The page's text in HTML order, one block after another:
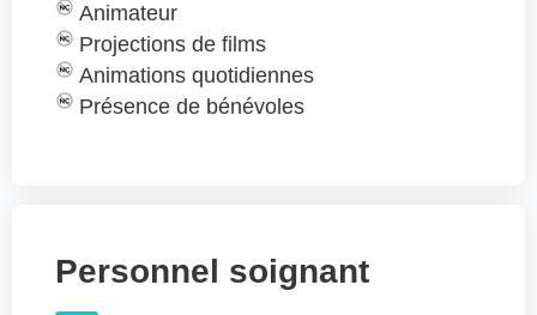
Animateur
Projections de films
Animations quotidiennes
Présence de bénévoles
Personnel soignant